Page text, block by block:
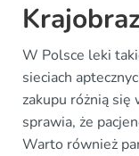
W Polsce leki
sieciach
zakupu różnią się
sprawia, że
Warto również